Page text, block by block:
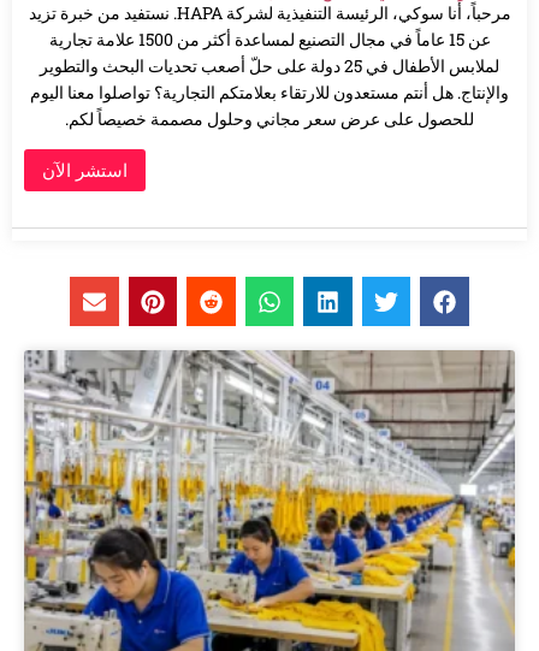
مرحباً، أنا سوكي، الرئيسة التنفيذية لشركة HAPA. نستفيد من خبرة تزيد
عن 15 عاماً في مجال التصنيع لمساعدة أكثر من 1500 علامة تجارية
لملابس الأطفال في 25 دولة على حلّ أصعب تحديات البحث والتطوير
والإنتاج. هل أنتم مستعدون للارتقاء بعلامتكم التجارية؟ تواصلوا معنا اليوم
للحصول على عرض سعر مجاني وحلول مصممة خصيصاً لكم.
استشر الآن